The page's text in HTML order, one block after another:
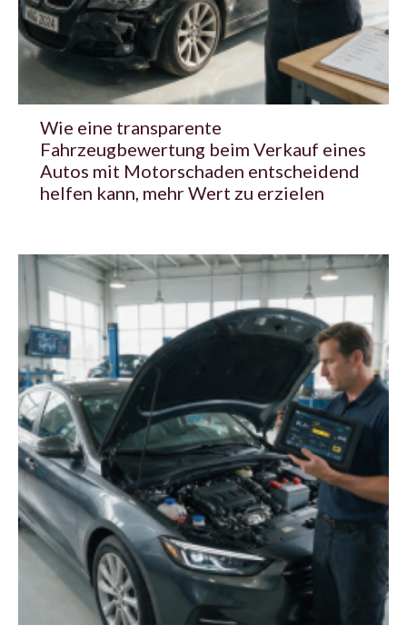
Wie eine transparente
Fahrzeugbewertung beim Verkauf eines
Autos mit Motorschaden entscheidend
helfen kann, mehr Wert zu erzielen